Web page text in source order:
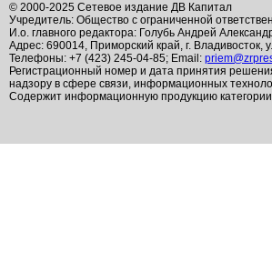
© 2000-2025 Сетевое издание ДВ Капитал
Учредитель: Общество с ограниченной
И.о. главного редактора: Голубь Андрей
Адрес: 690014, Приморский край, г. Владивосток,
Телефоны: +7 (423) 245-04-85; Email:
Регистрационный номер и дата принятия
надзору в сфере связи, информационных
Содержит информационную продукцию